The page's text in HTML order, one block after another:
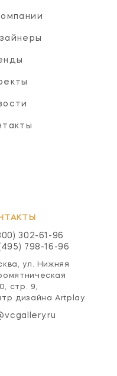
302-61-96
798-16-96
ул. Нижняя
стр. 9,
дизайна Artplay